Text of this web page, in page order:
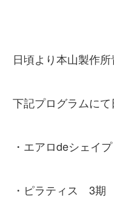
日頃より本山製作
下記プログラムにて
・エアロdeシェイ
・ピラティス 3期